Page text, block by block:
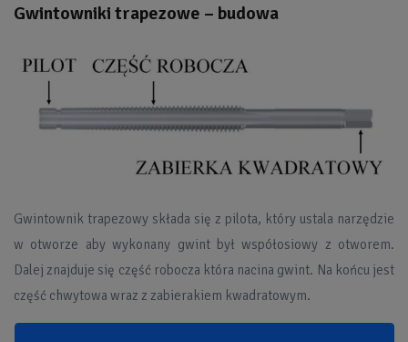
Gwintowniki trapezowe – budowa
Gwintownik trapezowy składa się z pilota, który ustala narzędzie
w otworze aby wykonany gwint był współosiowy z otworem.
Dalej znajduje się część robocza która nacina gwint. Na końcu jest
część chwytowa wraz z zabierakiem kwadratowym.